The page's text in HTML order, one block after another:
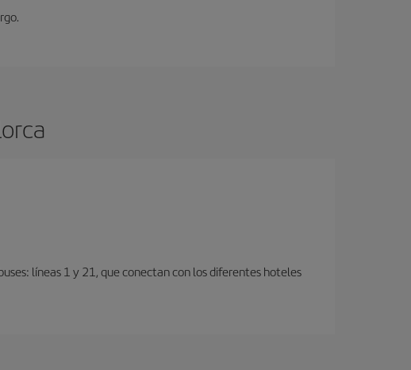
líneas 1 y 21, que conectan con los diferentes hoteles